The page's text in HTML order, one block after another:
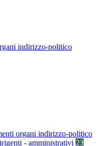
indirizzo-politico
organi indirizzo-politico
- amministrativi 23